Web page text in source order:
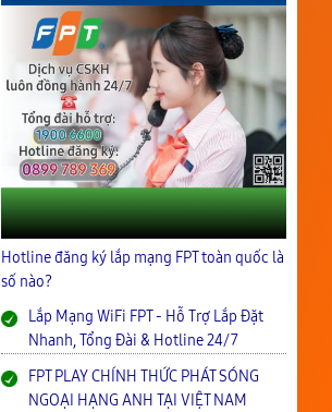
Hotline đăng ký lắp mạng FPT toàn quốc là
số nào?
Lắp Mạng WiFi FPT - Hỗ Trợ Lắp Đặt
Nhanh, Tổng Đài & Hotline 24/7
FPT PLAY CHÍNH THỨC PHÁT SÓNG
NGOẠI HẠNG ANH TẠI VIỆT NAM